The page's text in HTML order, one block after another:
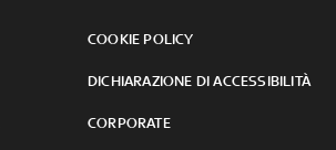
COOKIE POLICY
DICHIARAZIONE DI ACCESSIBILITÀ
CORPORATE